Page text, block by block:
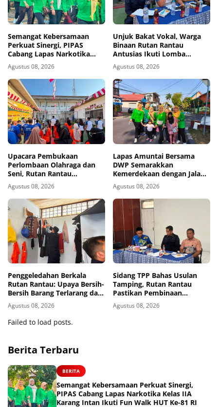
Semangat Kebersamaan
Perkuat Sinergi, PIPAS
Cabang Lapas Narkotika
Kelas IIA Karang Intan Ikuti
Fun Walk HUT Ke-81 RI
Agustus 08, 2026
Unjuk Bakat Vokal, Warga
Binaan Rutan Rantau
Antusias Ikuti Lomba
Menyanyi Lagu Nasional dan
Bebas
Agustus 08, 2026
Upacara Pembukaan
Perlombaan Olahraga dan
Seni, Rutan Rantau
Semarakkan HUT ke-81
Kemerdekaan RI
Agustus 08, 2026
Lapas Amuntai Bersama
DWP Semarakkan
Kemerdekaan dengan Jalan
Santai dan Bakti Sosial
Agustus 08, 2026
Penggeledahan Berkala
Rutan Rantau: Upaya Bersih-
Bersih Barang Terlarang dari
Blok Hunian
Agustus 08, 2026
Sidang TPP Bahas Usulan
Tamping, Rutan Rantau
Pastikan Pembinaan
Berjalan Objektif dan
Akuntabel
Agustus 08, 2026
Failed to load posts.
Berita Terbaru
BERITA
Semangat Kebersamaan Perkuat Sinergi,
PIPAS Cabang Lapas Narkotika Kelas IIA
Karang Intan Ikuti Fun Walk HUT Ke-81 RI